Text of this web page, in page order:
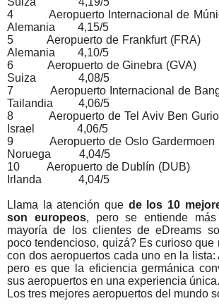
4 Aeropuerto Internacional de
Alemania 4,15/5
5 Aeropuerto de
Alemania 4,10/5
6 Aeropuerto de
Suiza 4,08/5
7 Aeropuerto Internacional de
Tailandia 4,06/5
8 Aeropuerto de Tel Aviv Ben
Israel 4,06/5
9 Aeropuerto de Oslo
Noruega 4,04/5
10 Aeropuerto de
Irlanda 4,04/5
Llama la atención que de los 10
son europeos, pero se entiende
mayoría de los clientes de eDreams
poco tendencioso, quizá? Es curioso que
con dos aeropuertos cada uno en la lista:
pero es que la eficiencia germánica
sus aeropuertos en una experiencia única.
Los tres mejores aeropuertos del mundo